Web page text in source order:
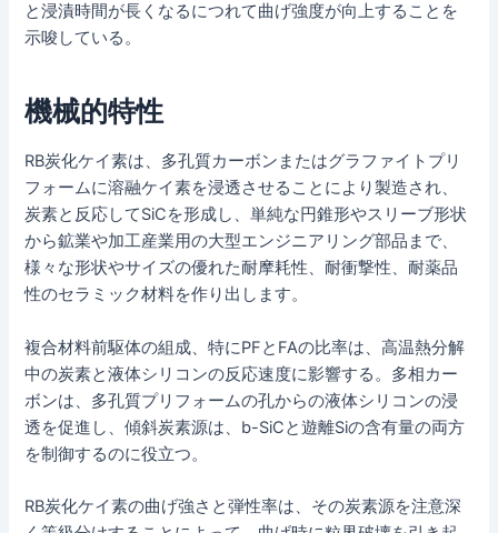
と浸漬時間が長くなるにつれて曲げ強度が向上することを
示唆している。
機械的特性
RB炭化ケイ素は、多孔質カーボンまたはグラファイトプリ
フォームに溶融ケイ素を浸透させることにより製造され、
炭素と反応してSiCを形成し、単純な円錐形やスリーブ形状
から鉱業や加工産業用の大型エンジニアリング部品まで、
様々な形状やサイズの優れた耐摩耗性、耐衝撃性、耐薬品
性のセラミック材料を作り出します。
複合材料前駆体の組成、特にPFとFAの比率は、高温熱分解
中の炭素と液体シリコンの反応速度に影響する。多相カー
ボンは、多孔質プリフォームの孔からの液体シリコンの浸
透を促進し、傾斜炭素源は、b-SiCと遊離Siの含有量の両方
を制御するのに役立つ。
RB炭化ケイ素の曲げ強さと弾性率は、その炭素源を注意深